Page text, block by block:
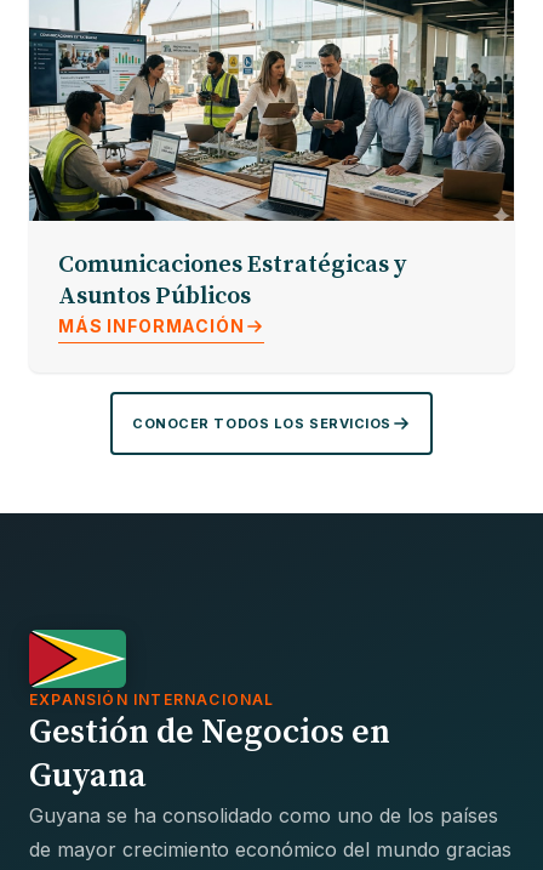
Comunicaciones Estratégicas y
Asuntos Públicos
MÁS INFORMACIÓN
CONOCER TODOS LOS SERVICIOS
EXPANSIÓN INTERNACIONAL
Gestión de Negocios en
Guyana
Guyana se ha consolidado como uno de los países
de mayor crecimiento económico del mundo gracias